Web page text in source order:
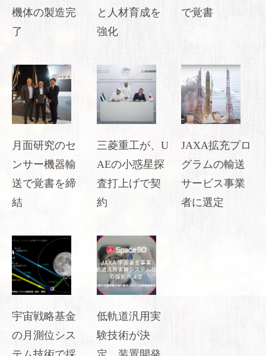
機体の製造完
了
と人材育成を
強化
で覚書
月面研究のセ
ンサー機器輸
送で覚書を締
結
三菱重工が、U
AEの小惑星探
査打上げで契
約
JAXA拡充プロ
グラムの輸送
サービス事業
者に選定
宇宙戦略基金
の月測位シス
低軌道汎用実
験技術が決